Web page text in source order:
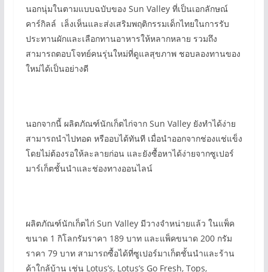
นอกนุ่มในตามแบบฉบับของ Sun Valley ที่เป็นเอกลักษณ์
คาร์กิลล์ เล็งเห็นและส่งเสริมพฤติกรรมเด็กไทยในการรับ
ประทานผักและเลือกทานอาหารให้หลากหลาย รวมถึง
สามารถตอบโจทย์คนรุ่นใหม่ที่ดูแลสุขภาพ ชอบลองทานของ
ใหม่ได้เป็นอย่างดี
นอกจากนี้ ผลิตภัณฑ์นักเก็ตไก่จาก Sun Valley ยังทำได้ง่าย
สามารถนำไปทอด หรืออบได้ทันที เมื่อนำออกจากช่องแช่แข็ง
โดยไม่ต้องรอให้ละลายก่อน และยังซื้อหาได้ง่ายจากซูเปอร์
มาร์เก็ตชั้นนำและช่องทางออนไลน์
ผลิตภัณฑ์นักเก็ตไก่ Sun Valley มีวางจำหน่ายแล้ว ในแพ็ค
ขนาด 1 กิโลกรัมราคา 189 บาท และแพ็คขนาด 200 กรัม
ราคา 79 บาท สามารถซื้อได้ที่ซูเปอร์มาเก็ตชั้นนำและร้าน
ค้าใกล้บ้าน เช่น Lotus’s, Lotus’s Go Fresh, Tops,